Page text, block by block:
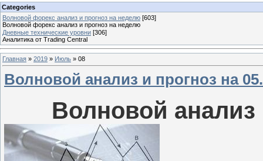
Categories
Волновой форекс анализ и прогноз на неделю [603]
Волновой форекс анализ и прогноз на неделю
Дневные технические уровни [306]
Аналитика от Trading Central
Главная » 2019 » Июль » 08
Волновой анализ и прогноз на
Волновой анализ